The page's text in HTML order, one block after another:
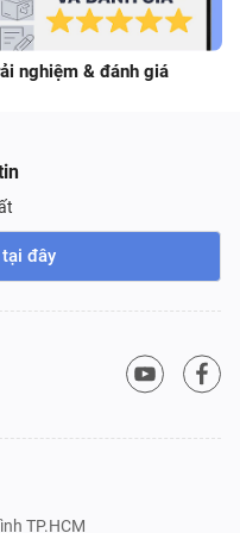
nghiệm & đánh giá
đây
TP.HCM